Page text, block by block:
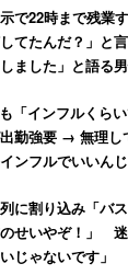
て、ミスを
りを持ちま
れますが、課
たらします。
任逃れや全て
司や同僚を頼
で22時まで残業
てたんだ？」と
ました」と語る
「インフルくら
勤強要 → 無理し
インフルでいいん
に割り込み「バ
せいやぞ！」
じゃないです」